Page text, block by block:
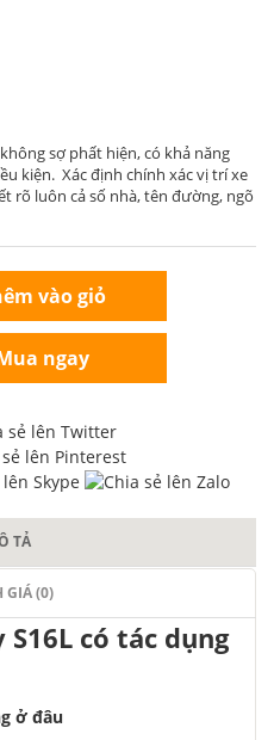
sợ phất hiện, có khả năng
kiện. Xác định chính xác vị trí xe
rõ luôn cả số nhà, tên đường, ngõ
vào giỏ
ngay
TẢ
GIÁ (0)
có tác dụng
ở đâu